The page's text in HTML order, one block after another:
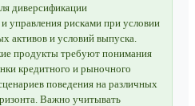
диверсификации
управления рисками при условии
активов и условий выпуска.
продукты требуют понимания
кредитного и рыночного
поведения на различных
Важно учитывать